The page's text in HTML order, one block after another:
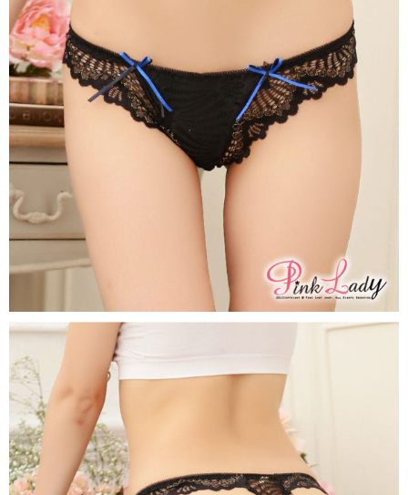
購買商品的店家。未經商家同意取消之訂單仍視為有效，需透過AFTEE先享
後付繳納相關費用。
※ 交易是否成功請以「AFTEE先享後付 」之結帳頁面顯示為準，若有關於
是否繳費成功／繳費後需取消欲退款等相關疑問，請聯繫「AFTEE先享後付
客戶支援中心」https://netprotections.freshdesk.com/support/home
【注意事項】
１．透過由恩沛科技股份有限公司提供之「AFTEE先享後付」服務完成之交
易，需依本服務之必要範圍內提供個人資料，並將交易相關給付款項請求債
權轉讓予恩沛科技股份有限公司。
２．關於個人資料處理事宜，請瀏覽以下網址：
https://aftee.tw/terms/#terms3
３．未成年的使用者請事先徵得法定代理人或監護人之同意方可使用
「AFTEE先享後付」，若未經同意申辦者引起之損失，本公司不負相關責
任。
４．使用「AFTEE先享後付」時，將依據個別帳號之用戶狀況，依本公司即
時審查核予不同之上限額度；若仍有額度不足之情形，本公司將視審查結果
請求用戶進行身份認證。
５．嚴禁一人註冊多個帳號或使用他人資訊註冊。若發現惡意使用之情形，
恩沛科技股份有限公司將有權停止該用戶之使用額度並採取法律行動。
每筆NT$80，滿NT$899(含以上)免運費
付款後7-11取貨
每筆NT$80，滿NT$899(含以上)免運費
黑貓宅急便
每筆NT$80，滿NT$899(含以上)免運費